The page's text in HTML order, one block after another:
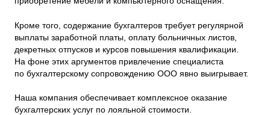
Кроме того, содержание бухгалтеров требует регулярной
выплаты заработной платы, оплату больничных листов,
декретных отпусков и курсов повышения квалификации.
На фоне этих аргументов привлечение специалиста
по бухгалтерскому сопровождению ООО явно выигрывает.
Наша компания обеспечивает комплексное оказание
бухгалтерских услуг по лояльной стоимости.